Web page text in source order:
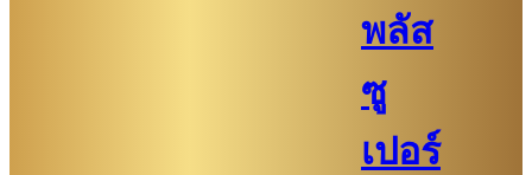
พลัส
ซู
เปอร์